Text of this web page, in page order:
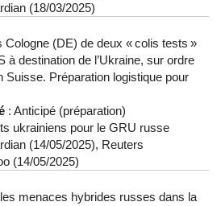
(18/03/2025)
Cologne (DE) de deux « colis tests »
à destination de l’Ukraine, sur ordre
Suisse. Préparation logistique pour
: Anticipé (préparation)
ukrainiens pour le GRU russe
(14/05/2025), Reuters
(14/05/2025)
menaces hybrides russes dans la